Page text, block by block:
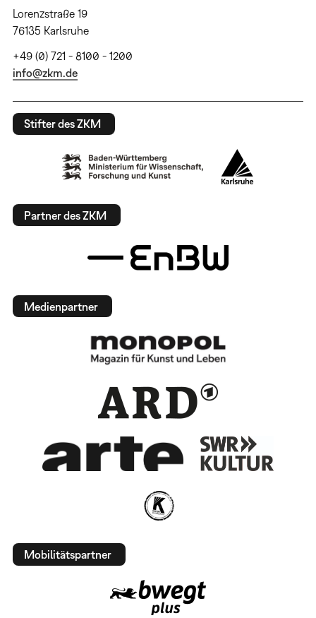
Lorenzstraße 19
76135 Karlsruhe
+49 (0) 721 - 8100 - 1200
info@zkm.de
Stifter des ZKM
Partner des ZKM
Medienpartner
Mobilitätspartner